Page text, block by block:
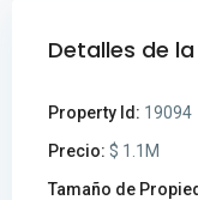
Detalles de
Property Id: 19094
Precio: $ 1.1M
Tamaño de